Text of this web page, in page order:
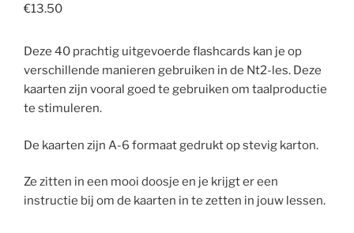
€13.50
Deze 40 prachtig uitgevoerde flashcards kan je op
verschillende manieren gebruiken in de Nt2-les. Deze
kaarten zijn vooral goed te gebruiken om taalproductie
te stimuleren.
De kaarten zijn A-6 formaat gedrukt op stevig karton.
Ze zitten in een mooi doosje en je krijgt er een
instructie bij om de kaarten in te zetten in jouw lessen.